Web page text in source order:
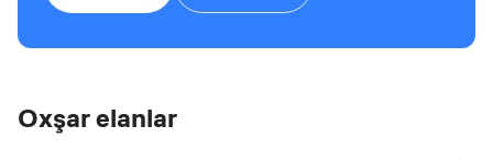
Oxşar elanlar